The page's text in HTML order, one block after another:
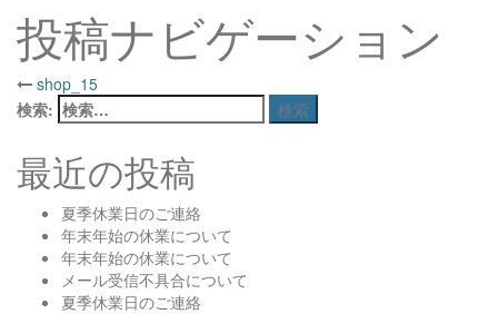
投稿ナビゲーション
shop_15
検索:
最近の投稿
夏季休業日のご連絡
年末年始の休業について
年末年始の休業について
メール受信不具合について
夏季休業日のご連絡